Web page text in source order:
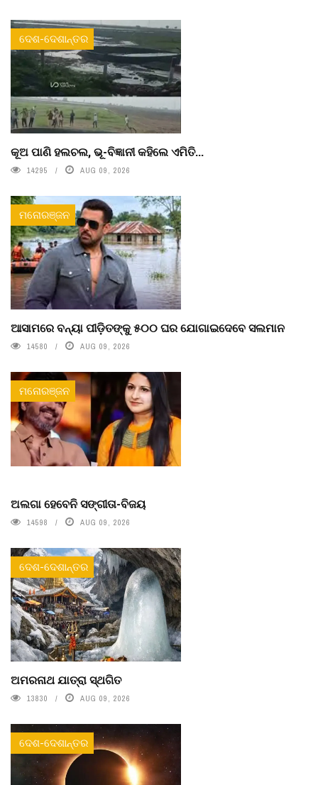
ଦେଶ-ଦେଶାନ୍ତର
କୂଅ ପାଣି ହଲଚଲ, ଭୂ-ବିଜ୍ଞାନୀ କହିଲେ ଏମିତି...
14295 AUG 09, 2026
ମନୋରଞ୍ଜନ
ଆସାମରେ ବନ୍ୟା ପୀଡ଼ିତଙ୍କୁ ୫୦୦ ଘର ଯୋଗାଇଦେବେ ସଲମାନ
14580 AUG 09, 2026
ମନୋରଞ୍ଜନ
ଅଲଗା ହେବେନି ସଙ୍ଗୀତା-ବିଜୟ
14598 AUG 09, 2026
ଦେଶ-ଦେଶାନ୍ତର
ଅମରନାଥ ଯାତ୍ରା ସ୍ଥଗିତ
13830 AUG 09, 2026
ଦେଶ-ଦେଶାନ୍ତର